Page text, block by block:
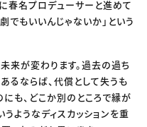
春名プロデューサーと進めて
でもいいんじゃないか」という
来が変わります。過去の過ち
るならば、代償として失うも
も、どこか別のところで縁が
うようなディスカッションを重